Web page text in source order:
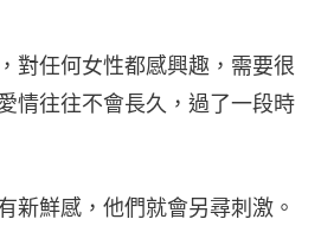
對任何女性都感興趣，需要很
情往往不會長久，過了一段時
新鮮感，他們就會另尋刺激。